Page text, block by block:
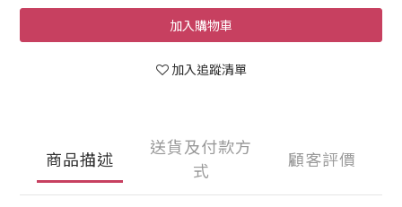
加入購物車
加入追蹤清單
商品描述
送貨及付款方
式
顧客評價